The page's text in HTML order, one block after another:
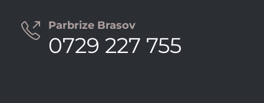
 Parbrize Brasov
0729 227 755